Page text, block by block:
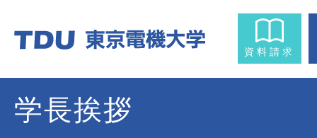
資料請求
学長挨拶